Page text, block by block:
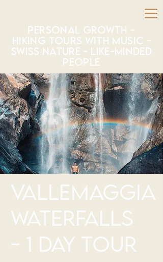
PERSONAL GROWTH -
HIKING TOURS WITH MUSIC -
SWISS NATURE - LIKE-MINDED
PEOPLE
VALLEMAGGIA
WATERFALLS
- 1 DAY TOUR